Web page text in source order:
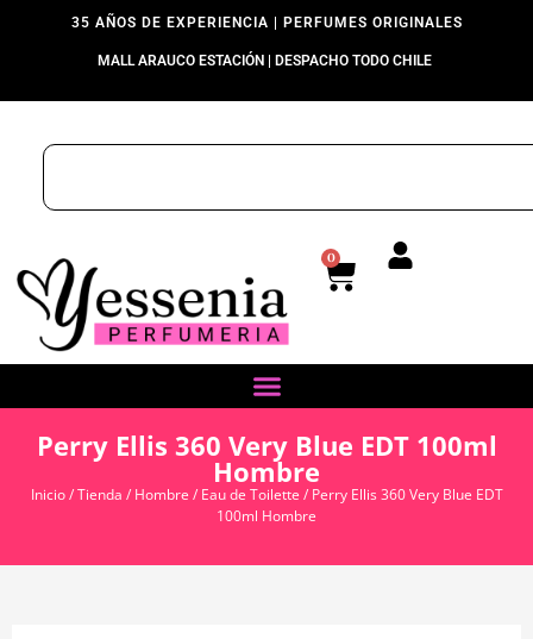
35 AÑOS DE EXPERIENCIA | PERFUMES ORIGINALES
MALL ARAUCO ESTACIÓN | DESPACHO TODO CHILE
0
Perry Ellis 360 Very Blue EDT 100ml
Hombre
Inicio/Tienda / Hombre / Eau de Toilette / Perry Ellis 360 Very Blue EDT
100ml Hombre